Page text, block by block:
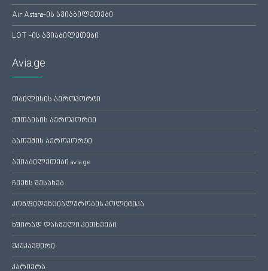
Air Astana-ის ავიაბილეთები
LOT -ის ავიაბილეთები
Avia.ge
თბილისის აეროპორტი
ქუთაისის აეროპორტი
ბათუმის აეროპორტი
ავიაბილეთები avia.ge
ჩვენს შესახებ
კონფიდენციალურობის პოლიტიკა
ხშირად დასმული კითხვები
უკუკავშირი
კარიერა